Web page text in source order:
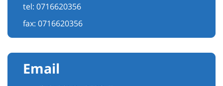
tel: 0716620356
fax: 0716620356
Email